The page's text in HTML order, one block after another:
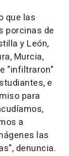
que las
porcinas de
y León,
Murcia,
"infiltraron"
e
para
a
las
denuncia.